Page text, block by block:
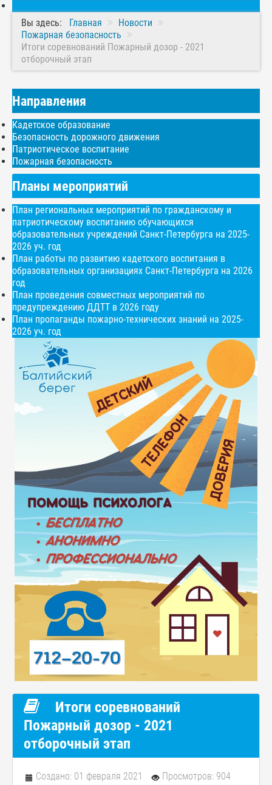
Вы здесь: Главная
Новости
Пожарная безопасность
Итоги соревнований Пожарный дозор - 2021
отборочный этап
Направления
Кадетское образование
Безопасность дорожного движения
Патриотическое воспитание
Пожарная безопасность
Планы мероприятий
План региональных мероприятий по гражданскому и
патриотическому воспитанию обучающихся
образовательных учреждений Санкт-Петербурга на 2025-
2026 уч. год
План работы по развитию кадетского воспитания в
образовательных организациях Санкт-Петербурга на 2026
год
План проведения совместных мероприятий по
предупреждению ДДТТ в 2026 году
План пропаганды пожарно-технических знаний на 2025-
2026 уч. год
Итоги соревнований
Пожарный дозор - 2021
отборочный этап
Создано: 01 февраля 2021 Просмотров: 904